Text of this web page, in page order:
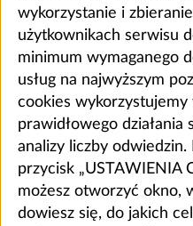
wykorzystanie i
użytkownikach serwisu
minimum wymaganego
usług na najwyższym
cookies wykorzystujemy
prawidłowego działania
analizy liczby
przycisk „USTAWIENIA
możesz otworzyć okno,
dowiesz się, do jakich